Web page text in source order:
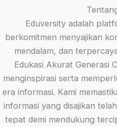
Eduversity adalah
berkomitmen menyajikan
mendalam, dan
Edukasi Akurat Generasi
menginspirasi serta
era informasi. Kami
informasi yang disajikan
tepat demi mendukung